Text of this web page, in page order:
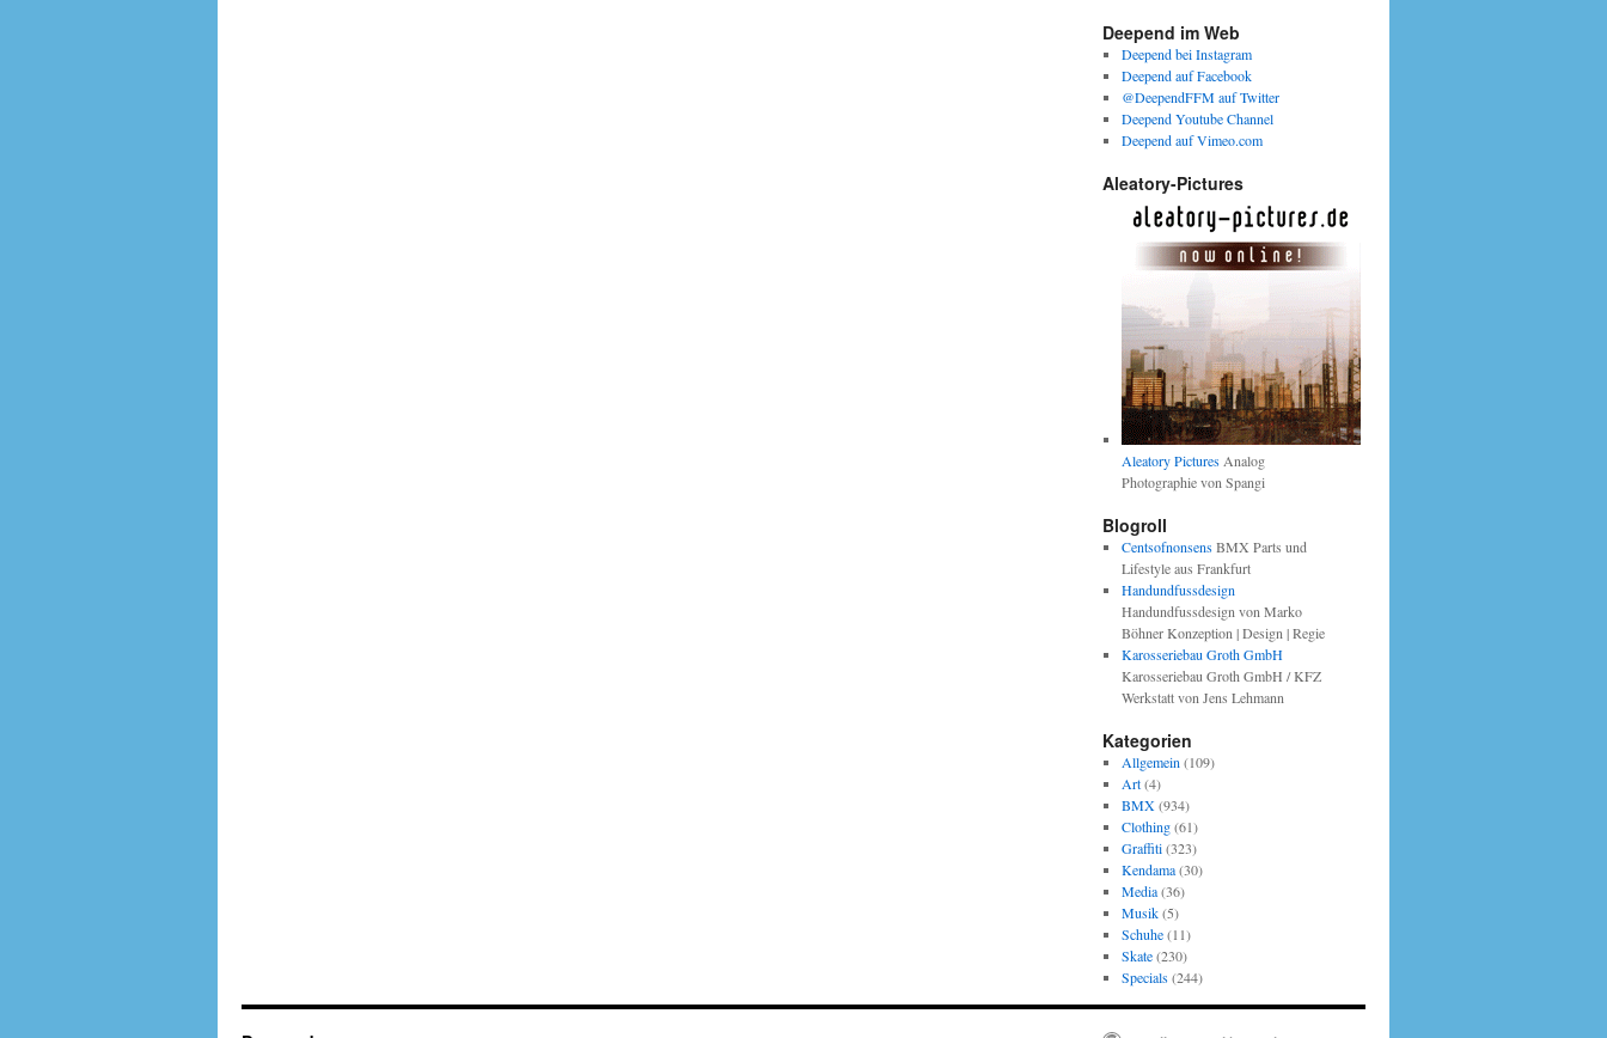
Deepend im Web
Deepend bei Instagram
Deepend auf Facebook
@DeependFFM auf Twitter
Deepend Youtube Channel
Deepend auf Vimeo.com
Aleatory-Pictures
Aleatory PicturesAnalog
Photographie von Spangi
Blogroll
CentsofnonsensBMX Parts und
Lifestyle aus Frankfurt
Handundfussdesign
Handundfussdesign von Marko
Böhner Konzeption | Design | Regie
Karosseriebau Groth GmbH
Karosseriebau Groth GmbH / KFZ
Werkstatt von Jens Lehmann
Kategorien
Allgemein (109)
Art(4)
BMX(934)
Clothing(61)
Graffiti(323)
Kendama(30)
Media(36)
Musik(5)
Schuhe(11)
Skate(230)
Specials(244)